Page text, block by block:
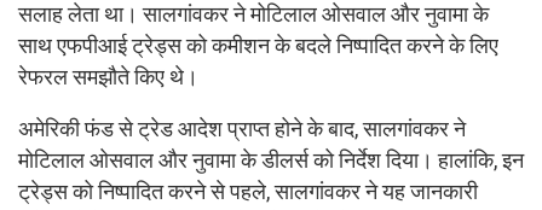
सलाह लेता था। सालगांवकर ने मोटिलाल ओसवाल और नुवामा के
साथ एफपीआई ट्रेड्स को कमीशन के बदले निष्पादित करने के लिए
रेफरल समझौते किए थे।
अमेरिकी फंड से ट्रेड आदेश प्राप्त होने के बाद, सालगांवकर ने
मोटिलाल ओसवाल और नुवामा के डीलर्स को निर्देश दिया। हालांकि, इन
ट्रेड्स को निष्पादित करने से पहले, सालगांवकर ने यह जानकारी